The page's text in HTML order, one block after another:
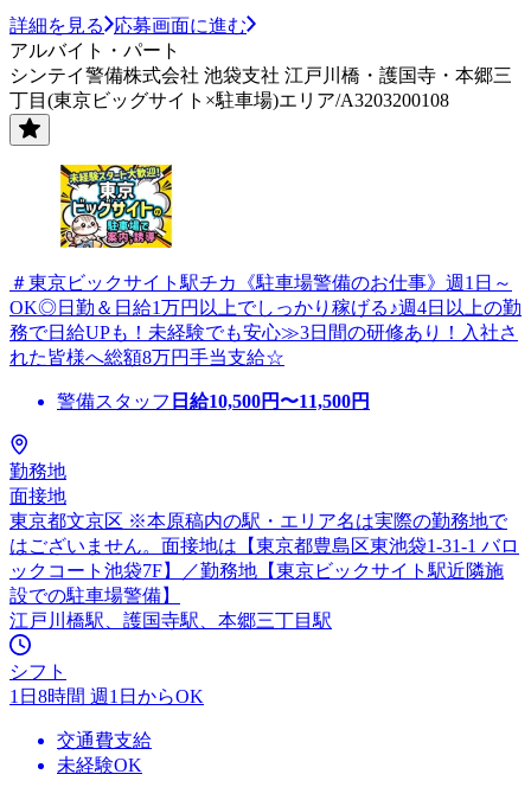
詳細を見る
応募画面に進む
アルバイト・パート
シンテイ警備株式会社 池袋支社 江戸川橋・護国寺・本郷三
丁目(東京ビッグサイト×駐車場)エリア/A3203200108
＃東京ビックサイト駅チカ《駐車場警備のお仕事》週1日～
OK◎日勤＆日給1万円以上でしっかり稼げる♪週4日以上の勤
務で日給UPも！未経験でも安心≫3日間の研修あり！入社さ
れた皆様へ総額8万円手当支給☆
警備スタッフ 日給10,500円〜11,500円
勤務地
面接地
東京都文京区 ※本原稿内の駅・エリア名は実際の勤務地で
はございません。面接地は【東京都豊島区東池袋1-31-1 バロ
ックコート池袋7F】／勤務地【東京ビックサイト駅近隣施
設での駐車場警備】
江戸川橋駅、護国寺駅、本郷三丁目駅
シフト
1日8時間 週1日からOK
交通費支給
未経験OK